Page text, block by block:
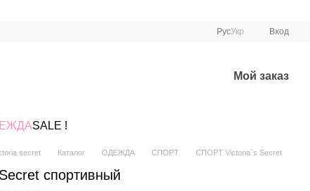
РусУкр Вход
Мой заказ
SALE !
secret Каталог ОДЕЖДА СПОРТ СПОРТ Victoria`s Secret
спортивный